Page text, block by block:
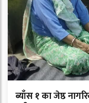
ब्याँस १ का जेष्ठ